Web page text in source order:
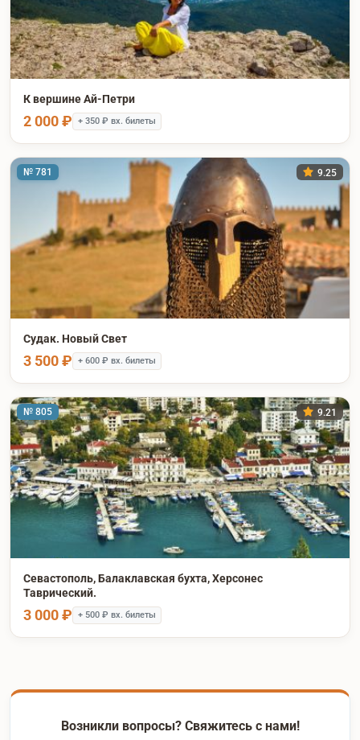
К вершине Ай-Петри
2 000 ₽ + 350 ₽ вх. билеты
№ 781 9.25
Судак. Новый Свет
3 500 ₽ + 600 ₽ вх. билеты
№ 805 9.21
Севастополь, Балаклавская бухта, Херсонес
Таврический.
3 000 ₽ + 500 ₽ вх. билеты
Возникли вопросы? Свяжитесь с нами!